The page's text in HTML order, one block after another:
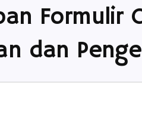
Formulir
dan